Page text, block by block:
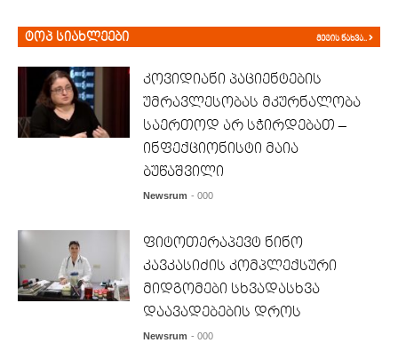
ტოპ სიახლეები მეტის ნახვა..
კოვიდიანი პაციენტების
უმრავლესობას მკურნალობა
საერთოდ არ სჭირდებათ –
ინფექციონისტი მაია
ბუწაშვილი
Newsrum - 000
ფიტოთერაპევტ ნინო
კავკასიძის კომპლექსური
მიდგომები სხვადასხვა
დაავადებების დროს
Newsrum - 000